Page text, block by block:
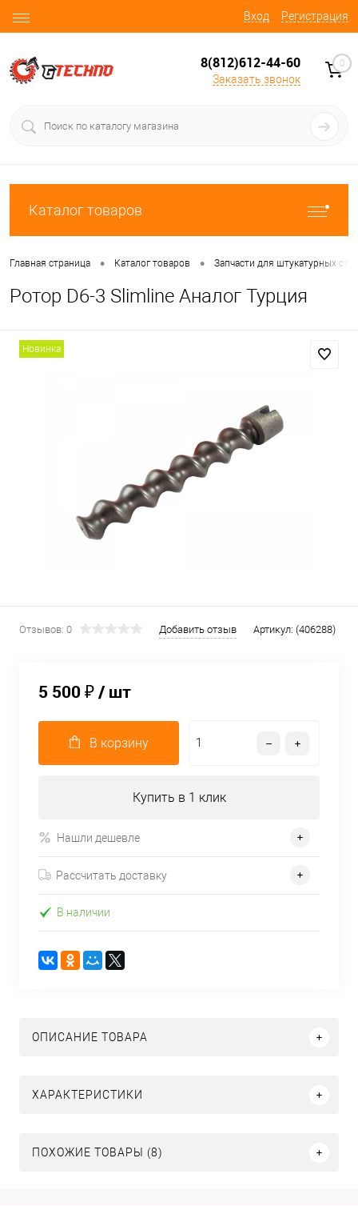
Вход Регистрация
8(812)612-44-60
Заказать звонок
0
Каталог товаров
Главная страница • Каталог товаров • Запчасти для штукатурных
Ротор D6-3 Slimline Аналог Турция
Новинка
Отзывов: 0 Добавить отзыв Артикул: (406288)
5 500 ₽/ шт
В корзину
Купить в 1 клик
Нашли дешевле
Рассчитать доставку
В наличии
ОПИСАНИЕ ТОВАРА
ХАРАКТЕРИСТИКИ
ПОХОЖИЕ ТОВАРЫ (8)